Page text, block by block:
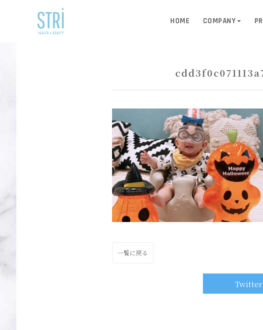
HOME COMPANY
一覧に戻る
Twitter